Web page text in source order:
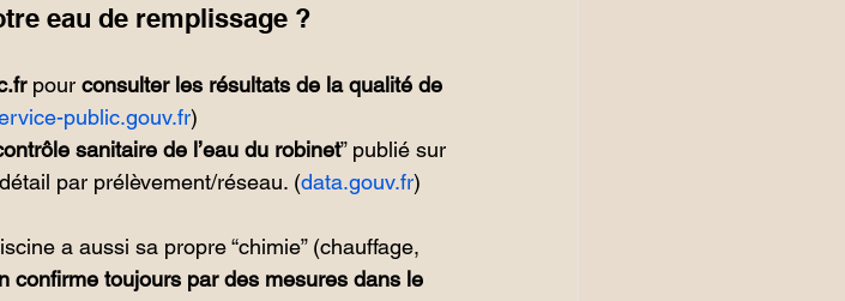
eau de remplissage ?
pour consulter les résultats de la qualité de
public.gouv.fr)
sanitaire de l’eau du robinet” publié sur
par prélèvement/réseau. (data.gouv.fr)
a aussi sa propre “chimie” (chauffage,
confirme toujours par des mesures dans le